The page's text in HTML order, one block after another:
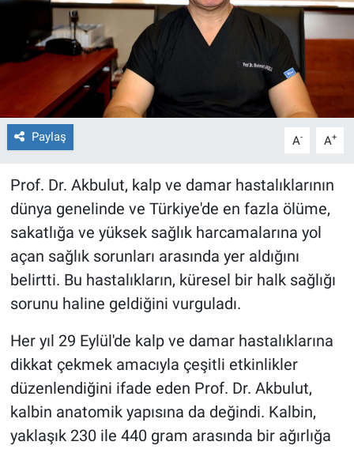
Paylaş A- A+
Prof. Dr. Akbulut, kalp ve damar hastalıklarının
dünya genelinde ve Türkiye'de en fazla ölüme,
sakatlığa ve yüksek sağlık harcamalarına yol
açan sağlık sorunları arasında yer aldığını
belirtti. Bu hastalıkların, küresel bir halk sağlığı
sorunu haline geldiğini vurguladı.
Her yıl 29 Eylül'de kalp ve damar hastalıklarına
dikkat çekmek amacıyla çeşitli etkinlikler
düzenlendiğini ifade eden Prof. Dr. Akbulut,
kalbin anatomik yapısına da değindi. Kalbin,
yaklaşık 230 ile 440 gram arasında bir ağırlığa